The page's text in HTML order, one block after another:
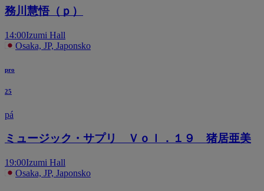
務川慧悟（ｐ）
14:00Izumi Hall
Osaka, JP, Japonsko
pro
25
pá
ミュージック・サプリ Ｖｏｌ．１９ 猪居亜美
19:00Izumi Hall
Osaka, JP, Japonsko